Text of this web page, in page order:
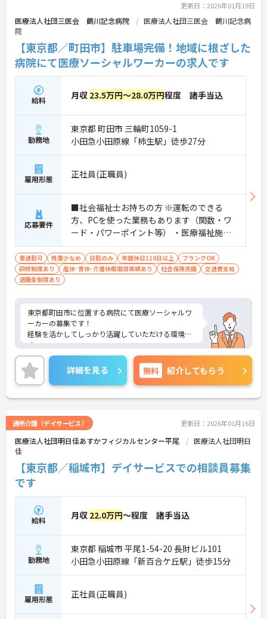
更新日：2026年01月19日
医療法人社団三医会 鶴川記念病院
医療法人社団三医会 鶴川記念病
院
【東京都／町田市】駐車場完備！地域に根ざした
病院にて医療ソーシャルワーカーの求人です
給料 月収 23.5万円～28.0万円程度 諸手当込
勤務地
東京都 町田市 三輪町1059-1
小田急小田原線「柿生駅」徒歩27分
雇用形態 正社員(正職員)
応募要件
■社会福祉士お持ちの方 ※運転のできる
方、PCを使った業務もあります（関数・ワ
ード・パワーポイント等） ・医療福祉施設
経験、介護関係経験必須
車通勤可 残業少なめ 日勤のみ 年間休日110日以上
ブランクOK
研修制度あり
産休･育休･介護休暇取得実績あり 社会保険完備
交通費支給
退職金制度あり
東京都町田市に位置する病院にて医療ソーシャルワ
ーカーの募集です！
経験を活かしてしっかり活躍していただける環境で
す。
ご興味のある方には、面接対策ポイントなど、さら
に詳細をお話しいたしますので、お気軽にご相談く
ださい。
詳細を見る 無料 紹介してもらう
通所介護（デイサービス） 更新日：2026年01月16日
医療法人社団明日佳あすかフィジカルセンター平尾
医療法人社団明日
佳
【東京都／稲城市】デイサービスでの相談員募集
です
給料 月収 22.0万円～程度 諸手当込
勤務地
東京都 稲城市 平尾1-54-20 長財ビル101
小田急小田原線「新百合ケ丘駅」徒歩15分
雇用形態 正社員(正職員)